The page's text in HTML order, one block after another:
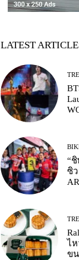
LATEST
“ชิ
ซิว
ไ
ข